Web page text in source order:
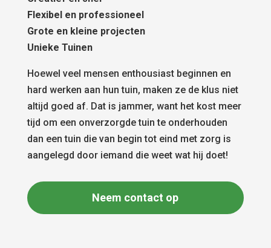
Flexibel en professioneel
Grote en kleine projecten
Unieke Tuinen
Hoewel veel mensen enthousiast beginnen en
hard werken aan hun tuin, maken ze de klus niet
altijd goed af. Dat is jammer, want het kost meer
tijd om een onverzorgde tuin te onderhouden
dan een tuin die van begin tot eind met zorg is
aangelegd door iemand die weet wat hij doet!
Neem contact op